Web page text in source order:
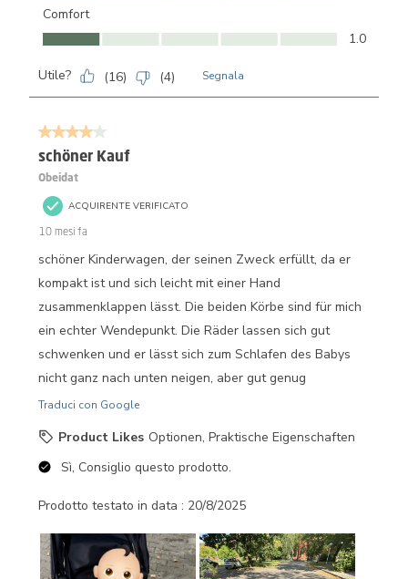
Comfort
Comfort, 1.0 su 5
1.0
Utile? (16) (4) Segnala
4 su 5 stelle.
schöner Kauf
Obeidat
ACQUIRENTE VERIFICATO
10 mesi fa
schöner Kinderwagen, der seinen Zweck erfüllt, da er
kompakt ist und sich leicht mit einer Hand
zusammenklappen lässt. Die beiden Körbe sind für mich
ein echter Wendepunkt. Die Räder lassen sich gut
schwenken und er lässt sich zum Schlafen des Babys
nicht ganz nach unten neigen, aber gut genug
Traduci con Google
Product Likes Optionen, Praktische Eigenschaften
Sì, Consiglio questo prodotto.
Prodotto testato in data : 20/8/2025